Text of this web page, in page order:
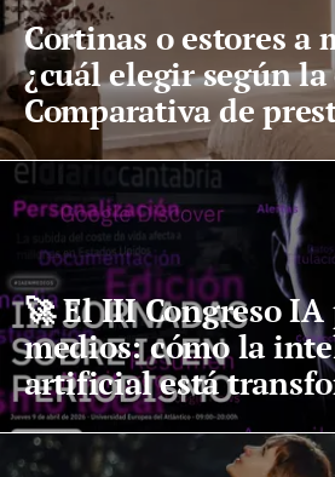
Cortinas o estores a
¿cuál elegir según la
Comparativa de
mantenimiento y
🚀 El III Congreso IA
medios: cómo la
artificial está
periodismo digital